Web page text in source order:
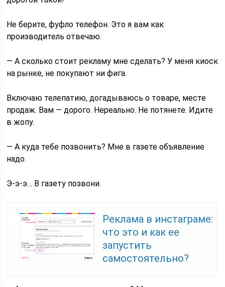
Не берите, фуфло телефон. Это я вам как
производитель отвечаю.
— А сколько стоит рекламу мне сделать? У меня киоск
на рынке, не покупают ни фига.
Включаю телепатию, догадываюсь о товаре, месте
продаж. Вам — дорого. Нереально. Не потянете. Идите
в жопу.
— А куда тебе позвонить? Мне в газете объявление
надо.
Э-э-э… В газету позвони.
Реклама в инстаграме:
что это и как ее
запустить
самостоятельно?